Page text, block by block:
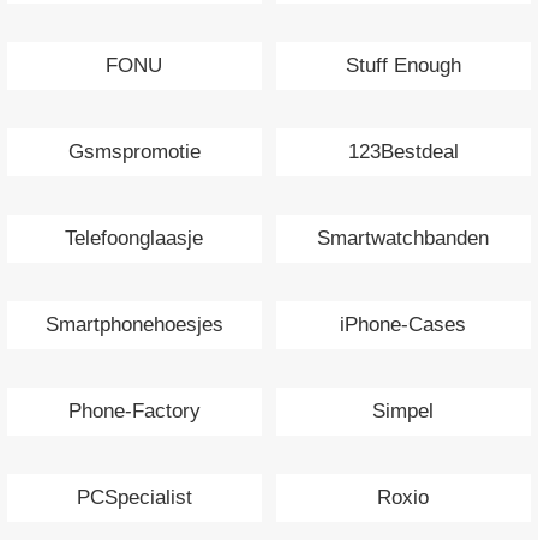
FONU Stuff Enough
Gsmspromotie 123Bestdeal
Telefoonglaasje Smartwatchbanden
Smartphonehoesjes iPhone-Cases
Phone-Factory Simpel
PCSpecialist Roxio